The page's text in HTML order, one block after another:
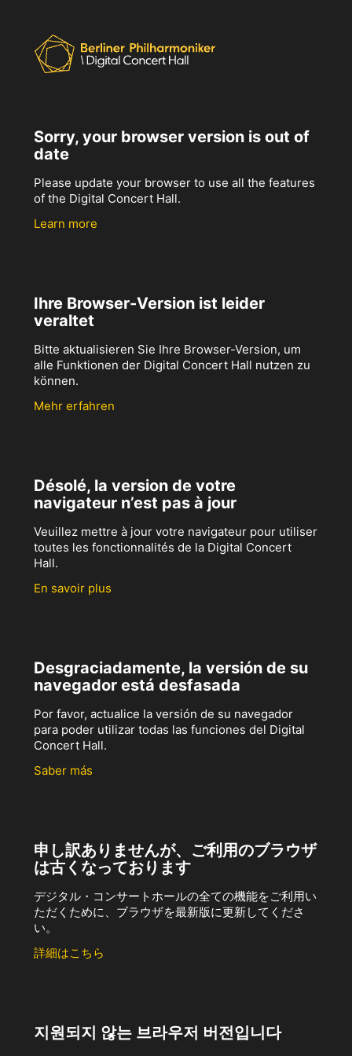
Sorry, your browser version is out of
date
Please update your browser to use all the features
of the Digital Concert Hall.
Learn more
Ihre Browser-Version ist leider
veraltet
Bitte aktualisieren Sie Ihre Browser-Version, um
alle Funktionen der Digital Concert Hall nutzen zu
können.
Mehr erfahren
Désolé, la version de votre
navigateur n’est pas à jour
Veuillez mettre à jour votre navigateur pour utiliser
toutes les fonctionnalités de la Digital Concert
Hall.
En savoir plus
Desgraciadamente, la versión de su
navegador está desfasada
Por favor, actualice la versión de su navegador
para poder utilizar todas las funciones del Digital
Concert Hall.
Saber más
申し訳ありませんが、ご利用のブラウザ
は古くなっております
デジタル・コンサートホールの全ての機能をご利用い
ただくために、ブラウザを最新版に更新してくださ
い。
詳細はこちら
지원되지 않는 브라우저 버전입니다